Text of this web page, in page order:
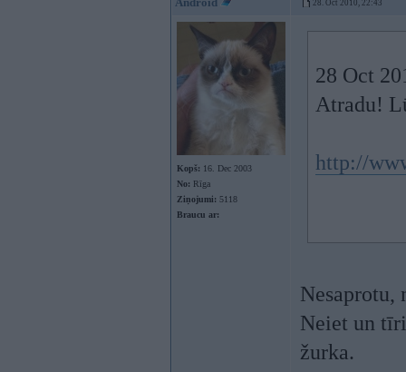
28. Oct 2010, 22:43
Kopš: 16. Dec 2003
No: Rīga
Ziņojumi: 5118
Braucu ar:
28 Oct
Atradu!
http://
Nesaprotu,
Neiet un
žurka.